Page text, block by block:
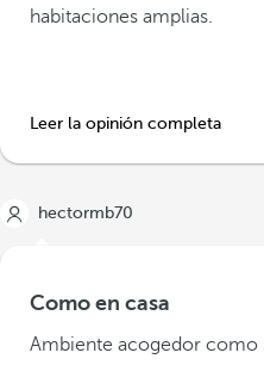
habitaciones amplias.
Leer la opinión completa
hectormb70
Como en casa
Ambiente acogedor como